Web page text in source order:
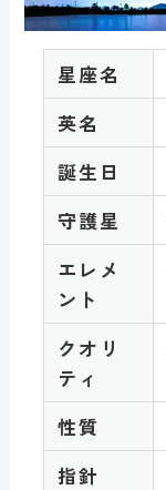
星座名
英名
誕生日
守護星
エレメ
ント
クオリ
ティ
性質
指針